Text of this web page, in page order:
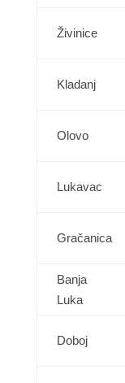
Živinice
Kladanj
Olovo
Lukavac
Gračanica
Banja
Luka
Doboj